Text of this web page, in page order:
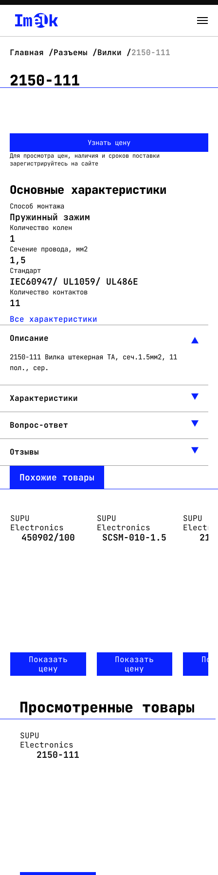
Контакты
Главная Разъемы Вилки 2150-111
2150-111
Узнать цену
Для просмотра цен, наличия и сроков поставки
зарегистрируйтесь на сайте
Основные характеристики
Способ монтажа
Пружинный зажим
Количество колен
1
Сечение провода, мм2
1,5
Стандарт
IEC60947/ UL1059/ UL486E
Количество контактов
11
Все характеристики
Описание
2150-111 Вилка штекерная ТА, сеч.1.5мм2, 11
пол., сер.
Характеристики
Вопрос-ответ
Отзывы
Похожие товары
SUPU
Electronics
450902/100
Показать
цену
SUPU
Electronics
SCSM-010-1.5
Показать
цену
SUPU
Просмотренные товары
SUPU
Electronics
2150-111